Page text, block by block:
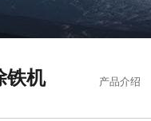
铁机 产品介绍